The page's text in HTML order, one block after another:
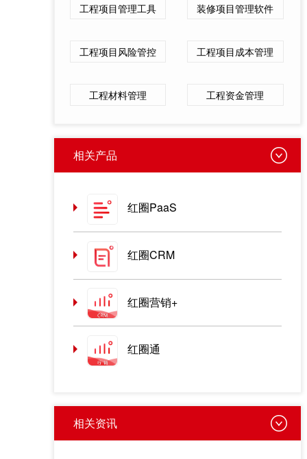
工程项目管理工具 装修项目管理软件
工程项目风险管控 工程项目成本管理
工程材料管理 工程资金管理
相关产品
红圈PaaS
红圈CRM
红圈营销+
红圈通
相关资讯